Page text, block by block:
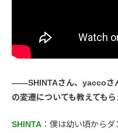
――SHINTAさん、yaccoさ
の変遷についても教えてもら
SHINTA ：僕は幼い頃から